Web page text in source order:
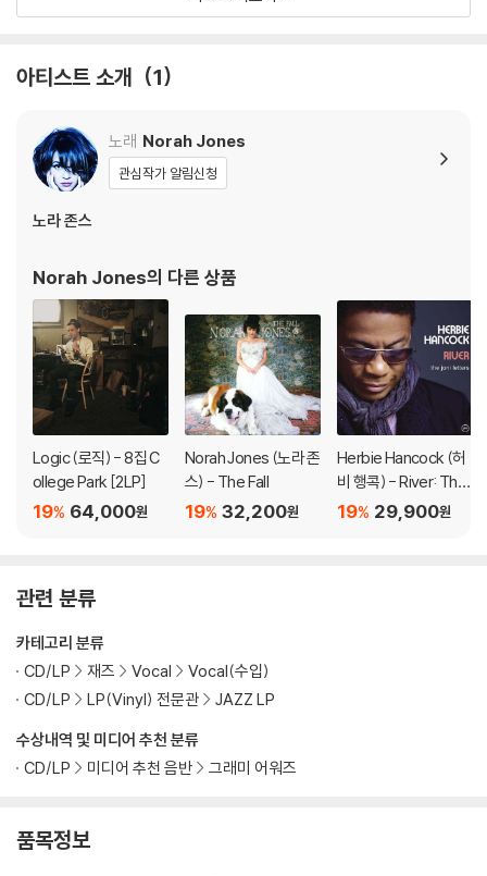
1) 열을 가하여 제작하는 바이닐 공정 특성상 디스크 표면이 미세하게 울
재생이 불안정한 경우 스태빌라이저를 사용하시면 좀 더 안정적인 재생이
가능합니다.
2) 재생 음역의 왜곡을 최소화 하고 반복 재생시에도 최대한 일관되게 유
블 스핀들에 맞지 않는 경우에는 전용 제품 등을 이용하여 센터 홀을 조정
3) 디스크에 미세한 잔 흠집이 남아있거나 인쇄 면이 깨끗하지 않은 경우
가 있으며, 이는 상품의 불량이 아닙니다. 단, 재생에 이상이 있는 경우에는
불량으로 인한 반품/교환이 가능합니다
※ 컬러 디스크
아래에 해당하는 경우는 불량이 아니므로 개봉 후 반품/교환이 불가합니
1) 컬러 디스크는 웹 이미지와 실제 색상이 차이가 날 수 있습니다.
2) 컬러 디스크의 특성상 제작 공정시 앨범마다 색상 차이가 나는 경우도
있습니다.
1) 불량으로 인한 반품/교환 요청 시에는 불량 확인을 위해 개봉 시의 동영
상을 요청할 수 있으며, 동영상이 없는 경우 반품/교환이 제한될 수 있습니
다.
관련 사진과 동영상 및 재생 기기 모델명을 첨부하여 첨부하여 고객센터에
문의 바랍니다.
2) LP는 잦은 배송 과정에서 재킷에 손상이 발생할 가능성이 높고 재판매
아티스트 소개 1
노래 Norah Jones
관심작가 알림신청
노라 존스
Norah Jones의 다른 상품
Logic (로직) - 8집 C
ollege Park [2LP]
64,000원
19%
Norah Jones (노라 존
스) - The Fall
32,200원
19%
Herbie Hancock (허
비 행콕) - River: The
Joni Letters
29,900원
19%
관련 분류
수상내역 및 미디어 추천 분류
CD/LP
미디어 추천 음반 그래미 어워즈
카테고리 분류
CD/LP
재즈 Vocal
Vocal(수입)
CD/LP
LP(Vinyl) 전문관 JAZZ LP
품목정보